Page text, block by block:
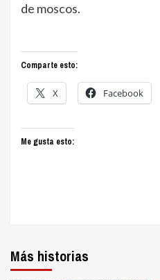
de moscos.
Comparte esto:
X Facebook
Me gusta esto:
Más historias